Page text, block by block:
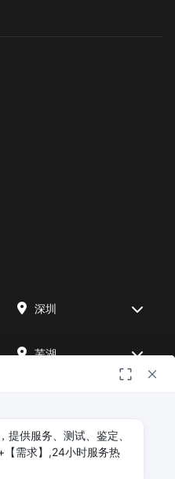
深圳
芜湖
武汉
供服务、测试、鉴定、
【需求】,24小时服务热